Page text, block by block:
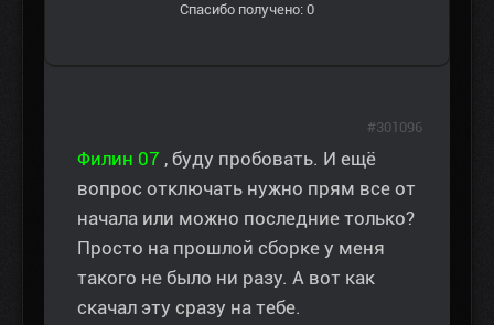
Спасибо получено: 0
Филин 07 , буду пробовать. И ещё
вопрос отключать нужно прям все от
начала или можно последние только?
Просто на прошлой сборке у меня
такого не было ни разу. А вот как
скачал эту сразу на тебе.
#301096